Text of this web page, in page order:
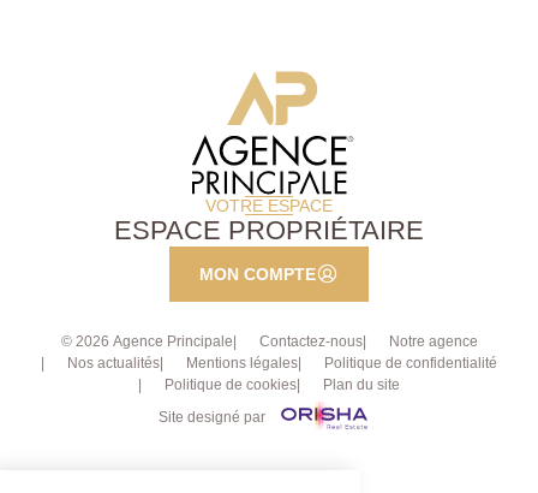
maison familiale alliant cachet, confort, beaux
volumes et proximité des transports. Contactez
l'Agence Principale d'Ermont pour programmer une
VOTRE ESPACE
ESPACE PROPRIÉTAIRE
MON COMPTE
© 2026 Agence Principale Contactez-nous
Notre agence
Nos actualités
Mentions légales
Politique de confidentialité
Politique de cookies
Plan du site
Site designé par